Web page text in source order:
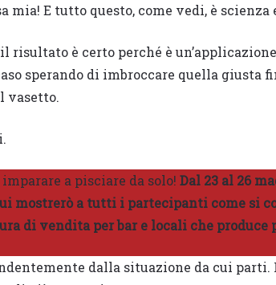
mia! E tutto questo, come vedi, è scienza
risultato è certo perché è
sperando di imbroccare quella giusta
vasetto.
a pisciare da solo! Dal 23 al 26
mostrerò a tutti i partecipanti come si
di vendita per bar e locali che produce
dalla situazione da cui